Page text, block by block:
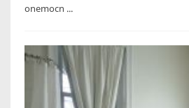
onemocn ...